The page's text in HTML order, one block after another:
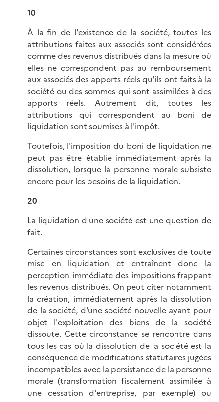
10
À la fin de l'existence de la société, toutes les
attributions faites aux associés sont considérées
comme des revenus distribués dans la mesure où
elles ne correspondent pas au remboursement
aux associés des apports réels qu'ils ont faits à la
société ou des sommes qui sont assimilées à des
apports réels. Autrement dit, toutes les
attributions qui correspondent au boni de
liquidation sont soumises à l'impôt.
Toutefois, l'imposition du boni de liquidation ne
peut pas être établie immédiatement après la
dissolution, lorsque la personne morale subsiste
encore pour les besoins de la liquidation.
20
La liquidation d'une société est une question de
fait.
Certaines circonstances sont exclusives de toute
mise en liquidation et entraînent donc la
perception immédiate des impositions frappant
les revenus distribués. On peut citer notamment
la création, immédiatement après la dissolution
de la société, d'une société nouvelle ayant pour
objet l'exploitation des biens de la société
dissoute. Cette circonstance se rencontre dans
tous les cas où la dissolution de la société est la
conséquence de modifications statutaires jugées
incompatibles avec la persistance de la personne
morale (transformation fiscalement assimilée à
une cessation d'entreprise, par exemple) ou